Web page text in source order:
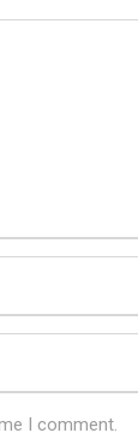
I comment.